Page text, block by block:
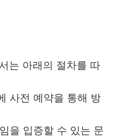
는 아래의 절차를 따
사전 예약을 통해 방
을 입증할 수 있는 문